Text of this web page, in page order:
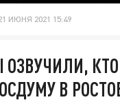
ИЮНЯ 2021 15:49
В